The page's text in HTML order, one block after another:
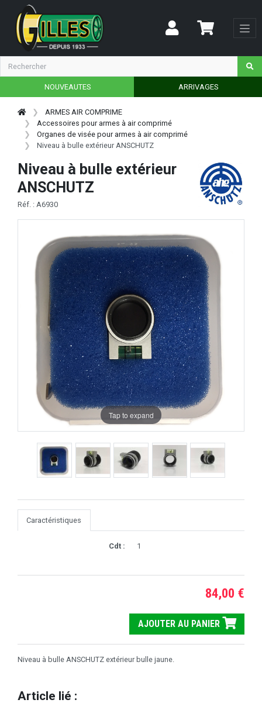
NOUVEAUTES ARRIVAGES
ARMES AIR COMPRIME
Accessoires pour armes à air comprimé
Organes de visée pour armes à air comprimé
Niveau à bulle extérieur ANSCHUTZ
Niveau à bulle extérieur
ANSCHUTZ
Réf. : A6930
Tap to expand
Caractéristiques
Cdt : 1
84,00 €
AJOUTER AU PANIER
Niveau à bulle ANSCHUTZ extérieur bulle jaune.
Article lié :